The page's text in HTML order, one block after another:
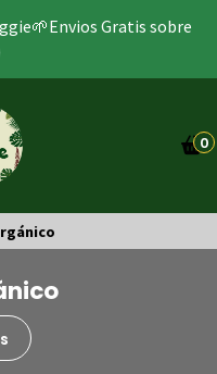
Gratis sobre
0